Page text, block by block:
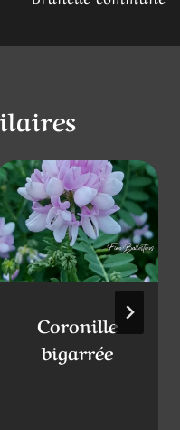
Brunelle commune